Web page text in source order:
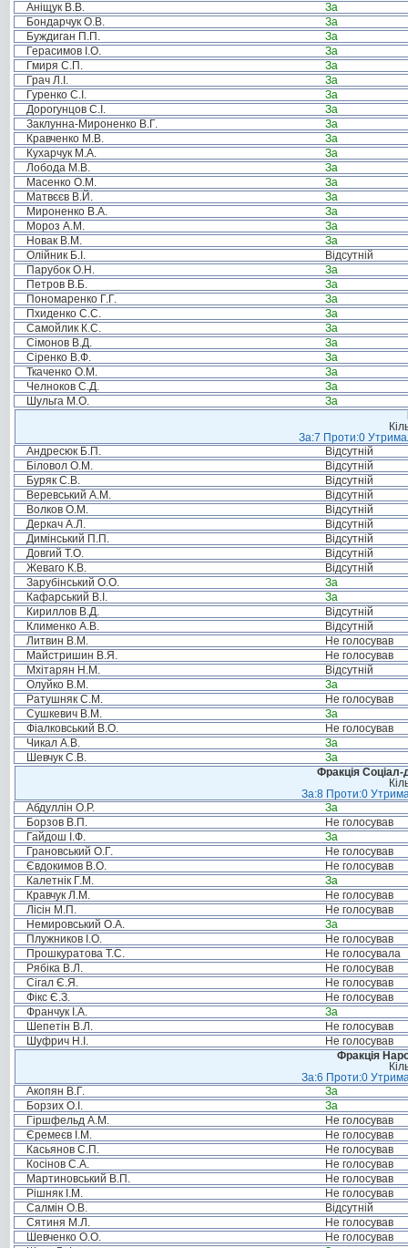
Аніщук В.В.
За
Бондарчук О.В.
За
Буждиган П.П.
За
Герасимов І.О.
За
Гмиря С.П.
За
Грач Л.І.
За
Гуренко С.І.
За
Дорогунцов С.І.
За
Заклунна-Мироненко В.Г.
За
Кравченко М.В.
За
Кухарчук М.А.
За
Лобода М.В.
За
Масенко О.М.
За
Матвєєв В.Й.
За
Мироненко В.А.
За
Мороз А.М.
За
Новак В.М.
За
Олійник Б.І.
Відсутній
Парубок О.Н.
За
Петров В.Б.
За
Пономаренко Г.Г.
За
Пхиденко С.С.
За
Самойлик К.С.
За
Сімонов В.Д.
За
Сіренко В.Ф.
За
Ткаченко О.М.
За
Челноков С.Д.
За
Шульга М.О.
За
За:7 Проти:0
Андресюк Б.П.
Відсутній
Біловол О.М.
Відсутній
Буряк С.В.
Відсутній
Веревський А.М.
Відсутній
Волков О.М.
Відсутній
Деркач А.Л.
Відсутній
Димінський П.П.
Відсутній
Довгий Т.О.
Відсутній
Жеваго К.В.
Відсутній
Зарубінський О.О.
За
Кафарський В.І.
За
Кириллов В.Д.
Відсутній
Клименко А.В.
Відсутній
Литвин В.М.
Не голосував
Майстришин В.Я.
Не голосував
Мхітарян Н.М.
Відсутній
Олуйко В.М.
За
Ратушняк С.М.
Не голосував
Сушкевич В.М.
За
Фіалковський В.О.
Не голосував
Чикал А.В.
За
Шевчук С.В.
За
Фракція Соціал-
За:8 Проти:0
Абдуллін О.Р.
За
Борзов В.П.
Не голосував
Гайдош І.Ф.
За
Грановський О.Г.
Не голосував
Євдокимов В.О.
Не голосував
Калетнік Г.М.
За
Кравчук Л.М.
Не голосував
Лісін М.П.
Не голосував
Немировський О.А.
За
Плужников І.О.
Не голосував
Прошкуратова Т.С.
Не голосувала
Рябіка В.Л.
Не голосував
Сігал Є.Я.
Не голосував
Фікс Є.З.
Не голосував
Франчук І.А.
За
Шепетін В.Л.
Не голосував
Шуфрич Н.І.
Не голосував
Фракція
За:6 Проти:0
Акопян В.Г.
За
Борзих О.І.
За
Гіршфельд А.М.
Не голосував
Єремеєв І.М.
Не голосував
Касьянов С.П.
Не голосував
Косінов С.А.
Не голосував
Мартиновський В.П.
Не голосував
Рішняк І.М.
Не голосував
Салмін О.В.
Відсутній
Сятиня М.Л.
Не голосував
Шевченко О.О.
Не голосував